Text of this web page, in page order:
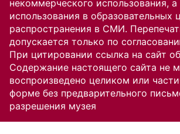
некоммерческого использования,
использования в образовательных
распространения в СМИ.
допускается только по
При цитировании ссылка на сайт
Содержание настоящего сайта не
воспроизведено целиком или
форме без предварительного
разрешения музея